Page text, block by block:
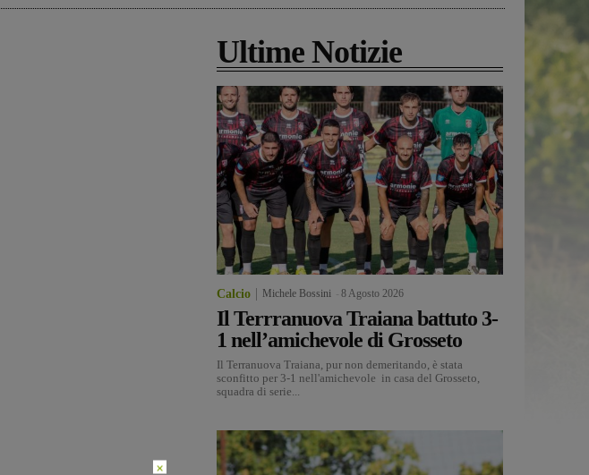
Ultime Notizie
Calcio Michele Bossini 8 Agosto 2026
Il Terrranuova Traiana battuto 3-
1 nell’amichevole di Grosseto
Il Terranuova Traiana, pur non demeritando, è stata
sconfitto per 3-1 nell'amichevole in casa del Grosseto,
squadra di serie...
×